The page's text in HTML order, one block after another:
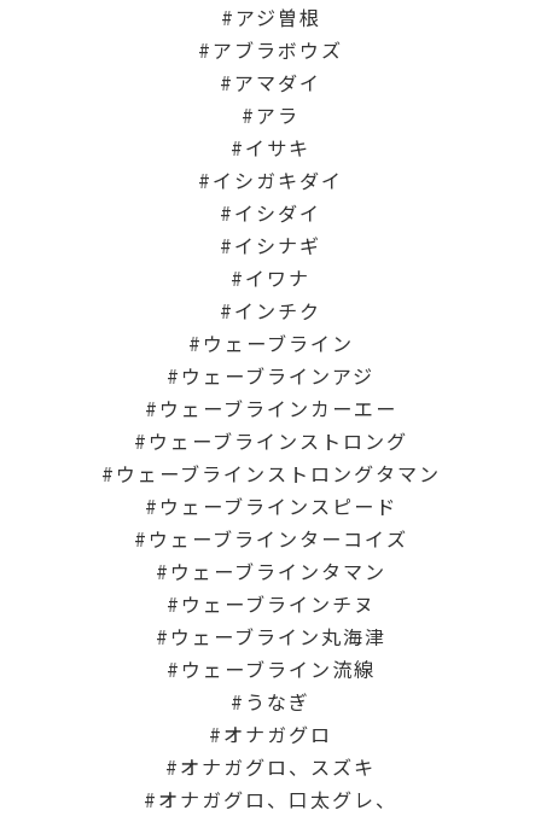
アジ曽根
アブラボウズ
アマダイ
アラ
イサキ
イシガキダイ
イシダイ
イシナギ
イワナ
インチク
ウェーブライン
ウェーブラインアジ
ウェーブラインカーエー
ウェーブラインストロング
ウェーブラインストロングタマン
ウェーブラインスピード
ウェーブラインターコイズ
ウェーブラインタマン
ウェーブラインチヌ
ウェーブライン丸海津
ウェーブライン流線
うなぎ
オナガグロ
オナガグロ、スズキ
オナガグロ、口太グレ、